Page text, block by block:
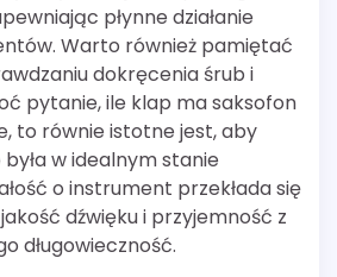
płynne działanie
Warto również pamiętać
dokręcenia śrub i
pytanie, ile klap ma saksofon
to równie istotne jest, aby
w idealnym stanie
o instrument przekłada się
dźwięku i przyjemność z
długowieczność.